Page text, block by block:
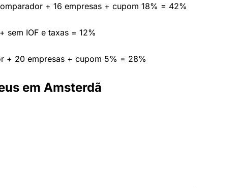
+ 16 empresas + cupom 18% = 42%
sem IOF e taxas = 12%
+ 20 empresas + cupom 5% = 28%
em Amsterdã